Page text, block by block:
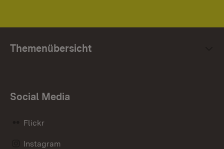
Themenübersicht
Social Media
Flickr
Instagram